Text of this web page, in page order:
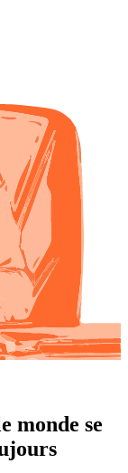
monde se